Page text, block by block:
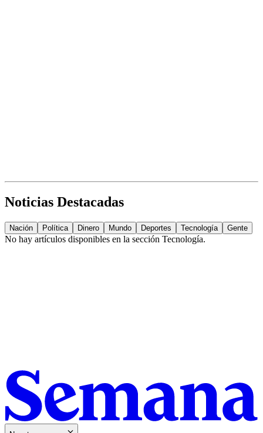
Noticias Destacadas
Nación Política Dinero Mundo Deportes Tecnología Gente
No hay artículos disponibles en la sección Tecnología.